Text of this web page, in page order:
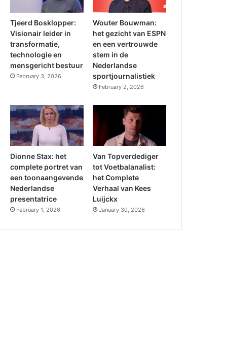
Tjeerd Bosklopper:
Visionair leider in
transformatie,
technologie en
mensgericht bestuur
February 3, 2026
Wouter Bouwman:
het gezicht van ESPN
en een vertrouwde
stem in de
Nederlandse
sportjournalistiek
February 2, 2026
Dionne Stax: het
complete portret van
een toonaangevende
Nederlandse
presentatrice
February 1, 2026
Van Topverdediger
tot Voetbalanalist:
het Complete
Verhaal van Kees
Luijckx
January 30, 2026